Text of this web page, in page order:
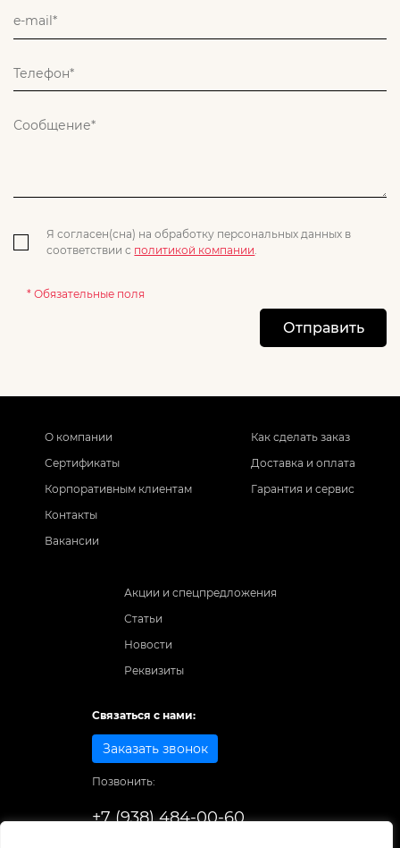
Я согласен(сна) на обработку персональных данных в
соответствии с политикой компании
* Обязательные поля
Отправить
О компании
Сертификаты
Корпоративным клиентам
Контакты
Вакансии
Как сделать заказ
Доставка и оплата
Гарантия и сервис
Акции и спецпредложения
Статьи
Новости
Реквизиты
Связаться с нами:
Заказать звонок
Позвонить:
+7 (938) 484-00-60